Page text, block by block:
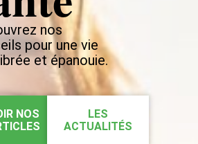
nos
pour une vie
et épanouie.
NOS
LES
ACTUALITÉS